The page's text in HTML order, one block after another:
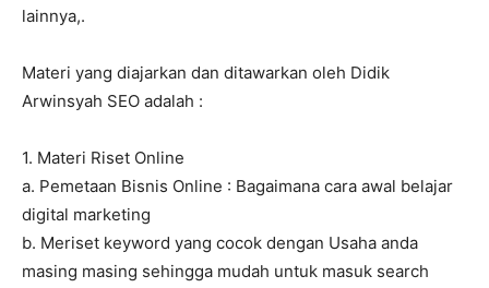
lainnya,.
Materi yang diajarkan dan ditawarkan oleh Didik
Arwinsyah SEO adalah :
1. Materi Riset Online
a. Pemetaan Bisnis Online : Bagaimana cara awal belajar
digital marketing
b. Meriset keyword yang cocok dengan Usaha anda
masing masing sehingga mudah untuk masuk search